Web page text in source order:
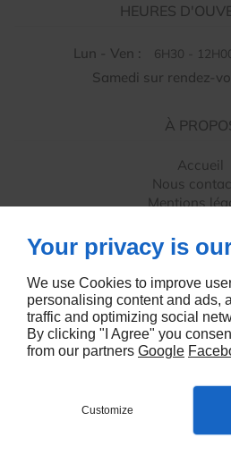
HEURES
Lun - Ven : 6H30 -
Samedi sur rendez-
À
Accueil
Nous
Mentions
Your privacy is
We use Cookies to improve
personalising content and ads,
traffic and optimizing social
By clicking "I Agree" you
from our partners Google
Customize